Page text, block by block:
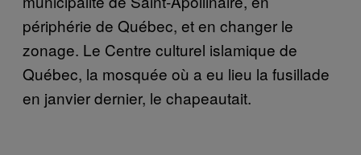
périphérie de Québec, et en changer le
zonage. Le Centre culturel islamique de
Québec, la mosquée où a eu lieu la fusillade
en janvier dernier, le chapeautait.